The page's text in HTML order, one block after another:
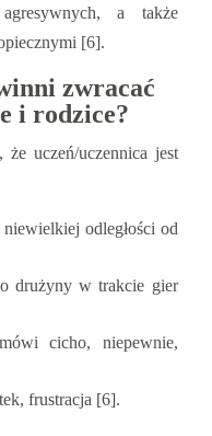
a także
[6].
zwracać
i rodzice?
uczeń/uczennica jest
odległości od
drużyny w trakcie gier
cicho, niepewnie,
frustracja [6].